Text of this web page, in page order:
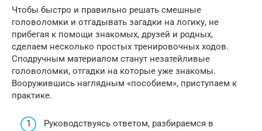
Чтобы быстро и правильно решать смешные
головоломки и отгадывать загадки на логику, не
прибегая к помощи знакомых, друзей и родных,
сделаем несколько простых тренировочных ходов.
Сподручным материалом станут незатейливые
головоломки, отгадки на которые уже знакомы.
Вооружившись наглядным «пособием», приступаем к
практике.
Руководствуясь ответом, разбираемся в